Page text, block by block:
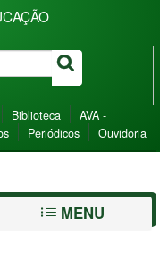
Biblioteca
AVA -
Periódicos Ouvidoria
MENU